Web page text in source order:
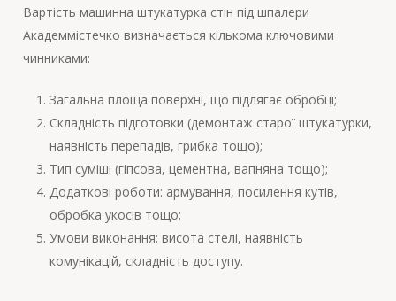
Вартість машинна штукатурка стін під шпалери
Академмістечко визначається кількома ключовими
чинниками:
Загальна площа поверхні, що підлягає обробці;
Складність підготовки (демонтаж старої штукатурки,
наявність перепадів, грибка тощо);
Тип суміші (гіпсова, цементна, вапняна тощо);
Додаткові роботи: армування, посилення кутів,
обробка укосів тощо;
Умови виконання: висота стелі, наявність
комунікацій, складність доступу.